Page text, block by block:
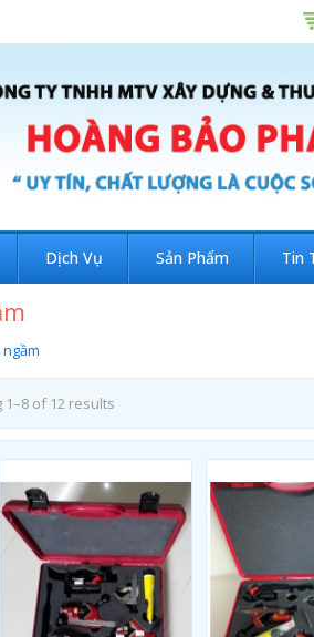
Dịch Vụ Sản Phẩm Tin
1–8 of 12 results